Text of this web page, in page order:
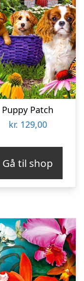
Puppy Patch
kr. 129,00
Gå til shop